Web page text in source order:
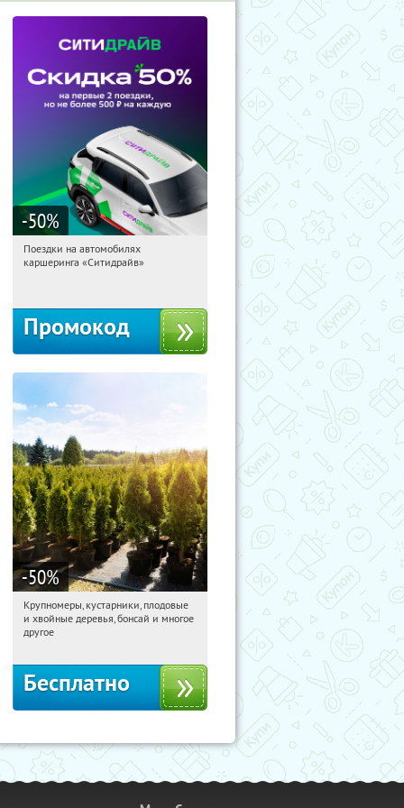
-50%
10:05:09
Получи первым!
Поездки на автомобилях
каршеринга «Ситидрайв»
Промокод
-50%
10:05:09 Получили:28
Москва, Рябиновая улица, 17
Крупномеры, кустарники, плодовые
и хвойные деревья, бонсай и многое
другое
Бесплатно